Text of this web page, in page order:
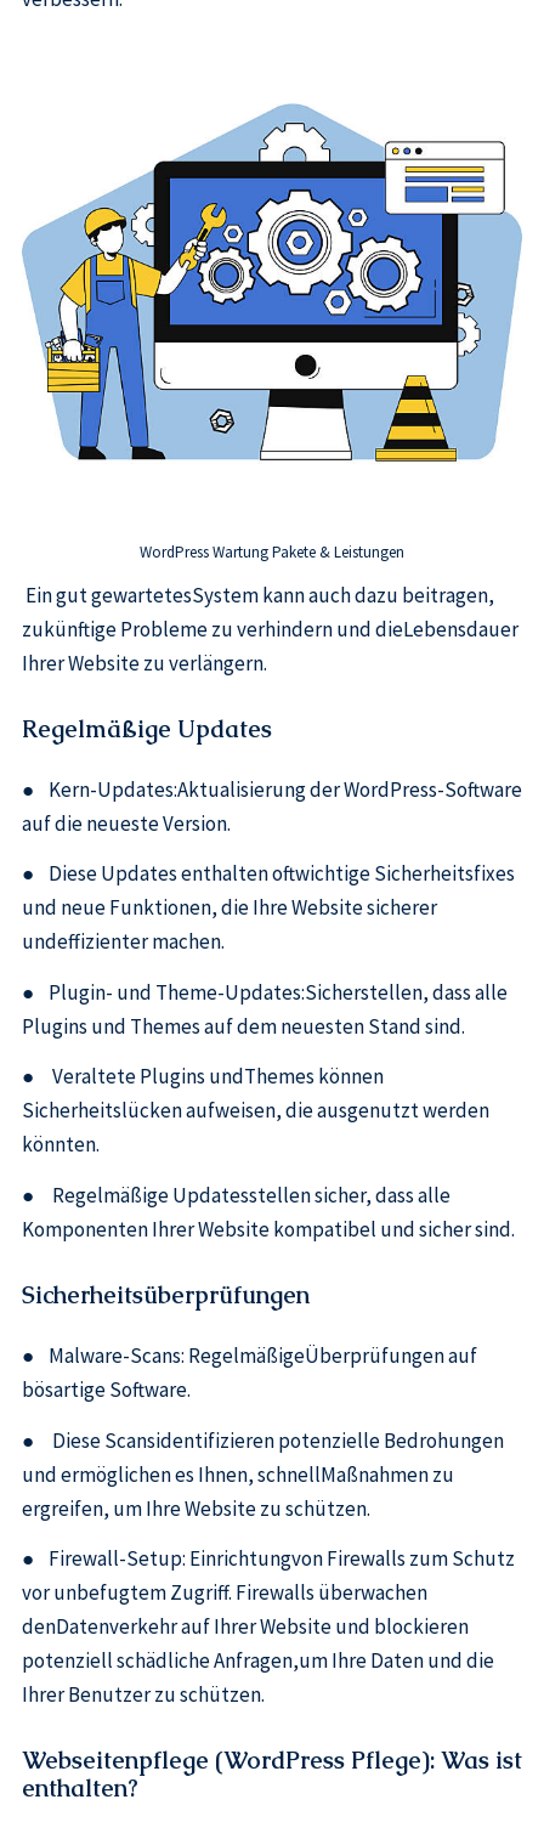
WordPress Wartung Pakete & Leistungen
Ein gut gewartetesSystem kann auch dazu beitragen,
zukünftige Probleme zu verhindern und dieLebensdauer
Ihrer Website zu verlängern.
Regelmäßige Updates
● Kern-Updates:Aktualisierung der WordPress-Software
auf die neueste Version.
● Diese Updates enthalten oftwichtige Sicherheitsfixes
und neue Funktionen, die Ihre Website sicherer
undeffizienter machen.
● Plugin- und Theme-Updates:Sicherstellen, dass alle
Plugins und Themes auf dem neuesten Stand sind.
● Veraltete Plugins undThemes können
Sicherheitslücken aufweisen, die ausgenutzt werden
könnten.
● Regelmäßige Updatesstellen sicher, dass alle
Komponenten Ihrer Website kompatibel und sicher sind.
Sicherheitsüberprüfungen
● Malware-Scans: RegelmäßigeÜberprüfungen auf
bösartige Software.
● Diese Scansidentifizieren potenzielle Bedrohungen
und ermöglichen es Ihnen, schnellMaßnahmen zu
ergreifen, um Ihre Website zu schützen.
● Firewall-Setup: Einrichtungvon Firewalls zum Schutz
vor unbefugtem Zugriff. Firewalls überwachen
denDatenverkehr auf Ihrer Website und blockieren
potenziell schädliche Anfragen,um Ihre Daten und die
Ihrer Benutzer zu schützen.
Webseitenpflege (WordPress Pflege): Was ist
enthalten?